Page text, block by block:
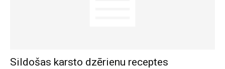
Sildošas karsto dzērienu receptes